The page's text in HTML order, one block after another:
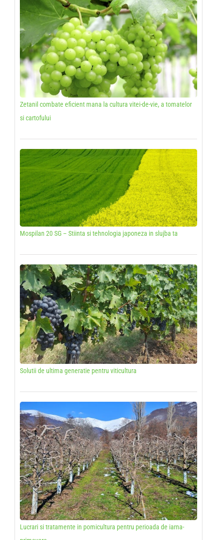
Zetanil combate eficient mana la cultura vitei-de-vie, a tomatelor
si cartofului
Mospilan 20 SG – Stiinta si tehnologia japoneza in slujba ta
Solutii de ultima generatie pentru viticultura
Lucrari si tratamente in pomicultura pentru perioada de iarna-